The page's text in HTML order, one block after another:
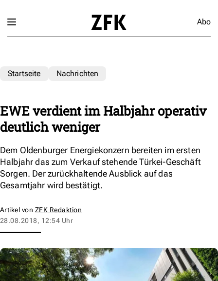
Abo
Startseite Nachrichten
EWE verdient im Halbjahr operativ
deutlich weniger
Dem Oldenburger Energiekonzern bereiten im ersten
Halbjahr das zum Verkauf stehende Türkei-Geschäft
Sorgen. Der zurückhaltende Ausblick auf das
Gesamtjahr wird bestätigt.
Artikel von ZFK Redaktion
28.08.2018, 12:54 Uhr